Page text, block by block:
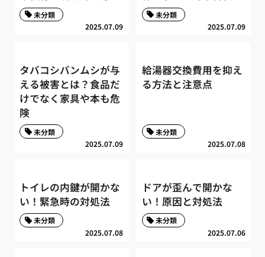
2025.07.09
未分類
2025.07.09
未分類
タバコシバンムシが与
える被害とは？食品だ
けでなく家具や本も危
険
2025.07.09
未分類
給湯器交換費用を抑え
る方法と注意点
2025.07.08
未分類
トイレの内鍵が開かな
い！緊急時の対処法
2025.07.08
未分類
ドアが歪んで開かな
い！原因と対処法
2025.07.06
未分類